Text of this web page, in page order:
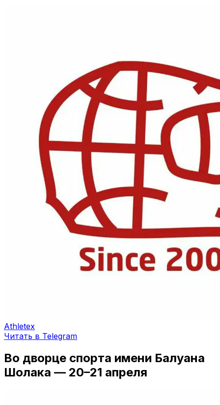
Athletex
Читать в Telegram
Во дворце спорта имени Балуана
Шолака — 20–21 апреля